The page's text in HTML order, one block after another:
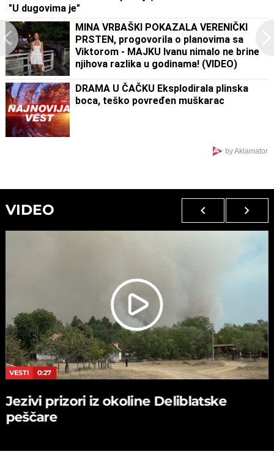
"U dugovima je"
MINA VRBAŠKI POKAZALA VERENIČKI
PRSTEN, progovorila o planovima sa
Viktorom - MAJKU Ivanu nimalo ne brine
njihova razlika u godinama! (VIDEO)
DRAMA U ČAČKU Eksplodirala plinska
boca, teško povređen muškarac
by Aklamator
VIDEO
VESTI 0:27
Jezivi prizori iz okoline Deliblatske
peščare